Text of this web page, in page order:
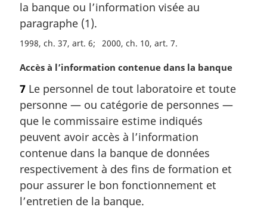
g
i
n
l
:
la banque ou l’information visée au
paragraphe (1).
1998, ch. 37, art. 6 2000, ch. 10, art. 7
N
t
e
m
a
r
g
i
n
a
Accès à l’information contenue dans la banque
7 Le personnel de tout laboratoire et toute
personne — ou catégorie de personnes —
que le commissaire estime indiqués
peuvent avoir accès à l’information
contenue dans la banque de données
respectivement à des fins de formation et
pour assurer le bon fonctionnement et
l’entretien de la banque.